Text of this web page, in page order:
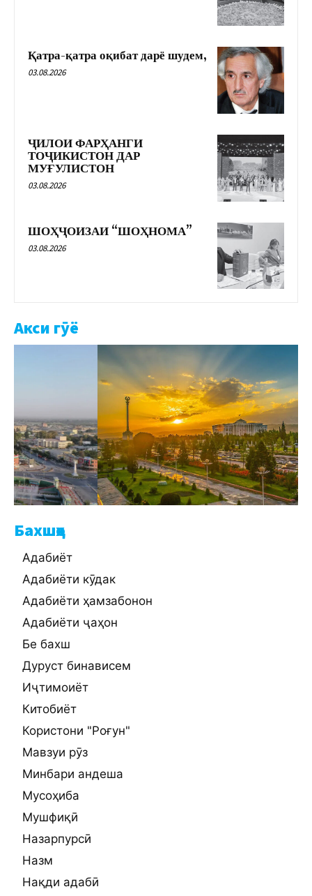
Қатра-қатра оқибат дарё шудем,
03.08.2026
ҶИЛОИ ФАРҲАНГИ
ТОҶИКИСТОН ДАР
МУҒУЛИСТОН
03.08.2026
ШОҲҶОИЗАИ “ШОҲНОМА”
03.08.2026
Акси гӯё
Бахшҳо
Адабиёт
Адабиёти кӯдак
Адабиёти ҳамзабонон
Адабиёти ҷаҳон
Бе бахш
Дуруст бинависем
Иҷтимоиёт
Китобиёт
Користони "Роғун"
Мавзуи рӯз
Минбари андеша
Мусоҳиба
Мушфиқӣ
Назарпурсӣ
Назм
Нақди адабӣ